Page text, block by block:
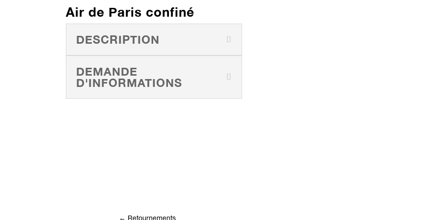
Air de Paris confiné
DESCRIPTION
DEMANDE
D'INFORMATIONS
← Retournements